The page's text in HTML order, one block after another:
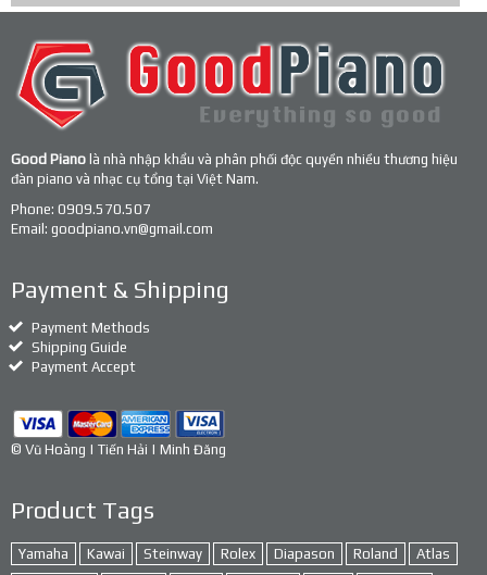
Good Piano là nhà nhập khẩu và phân phối độc quyền nhiều thương hiệu
đàn piano và nhạc cụ tổng tại Việt Nam.
Phone: 0909.570.507
Email: goodpiano.vn@gmail.com
Payment & Shipping
Payment Methods
Shipping Guide
Payment Accept
© Vũ Hoàng | Tiến Hải | Minh Đăng
Product Tags
Yamaha Kawai Steinway Rolex Diapason Roland
Atlas